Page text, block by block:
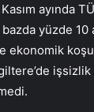
ayında
bazda yüzde
ekonomik